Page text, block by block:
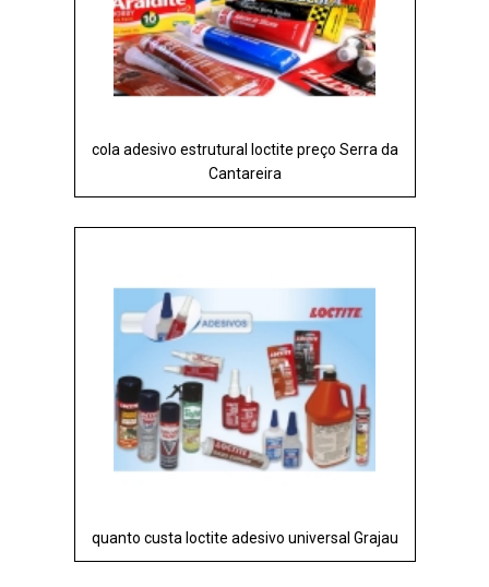
cola adesivo estrutural loctite preço Serra da
Cantareira
quanto custa loctite adesivo universal Grajau